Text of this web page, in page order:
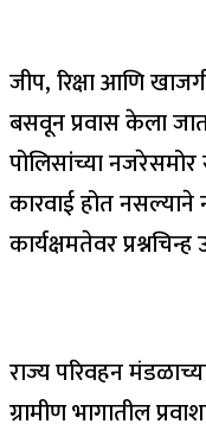
जीप, रिक्षा आणि
बसवून प्रवास केला
पोलिसांच्या
कारवाई होत नसल्याने
कार्यक्षमतेवर
राज्य परिवहन
ग्रामीण भागातील